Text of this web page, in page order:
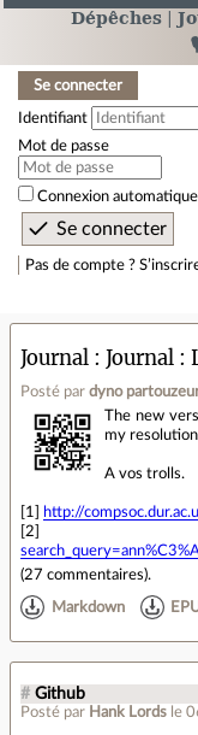
Dépêches
Se connecter
Identifiant
Mot de passe
Connexion automatique
Pas de compte ?
Journal Journal :
Posté par dyno
The new
my
A vos trolls.
[1]
http://
(27 commentaires).
Markdown
# Github
Posté par Hank Lords le